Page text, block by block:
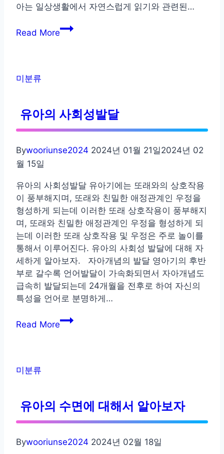
아는 일상생활에서 자연스럽게 읽기와 관련된…
Read More
영
어
발
과
자
의
역
할
미분류
유아의 사회성발달
Bywooriunse2024 2024년 01월 21일2024년 02
월 15일
유아의 사회성발달 유아기에는 또래와의 상호작용
이 풍부해지며, 또래와 친밀한 애정관계인 우정을
형성하게 되는데 이러한 또래 상호작용이 풍부해지
며, 또래와 친밀한 애정관계인 우정을 형성하게 되
는데 이러한 또래 상호작용 및 우정은 주로 놀이를
통해서 이루어진다. 유아의 사회성 발달에 대해 자
세하게 알아보자. 자아개념의 발달 영아기의 후반
부로 갈수록 언어발달이 가속화되면서 자아개념도
급속히 발달되는데 24개월을 전후로 하여 자신의
특성을 언어로 분명하게…
Read More
유
달
미분류
유아의 수면에 대해서 알아보자
Bywooriunse2024 2024년 02월 18일